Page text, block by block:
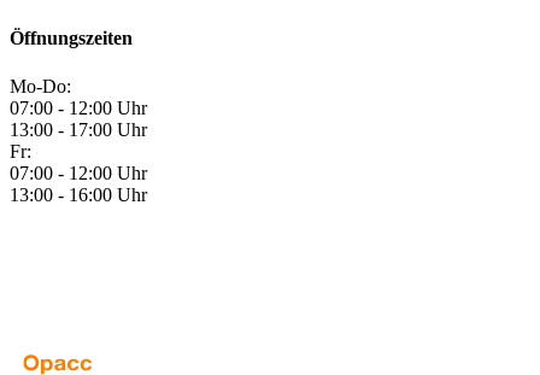
Öffnungszeiten
Mo-Do:
07:00 - 12:00 Uhr
13:00 - 17:00 Uhr
Fr:
07:00 - 12:00 Uhr
13:00 - 16:00 Uhr